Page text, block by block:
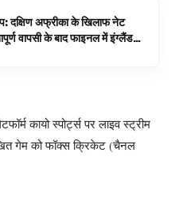
दक्षिण अफ्रीका के खिलाफ नेट
वापसी के बाद फाइनल में इंग्लैंड
कायो स्पोर्ट्स पर लाइव स्ट्रीम
गेम को फॉक्स क्रिकेट (चैनल